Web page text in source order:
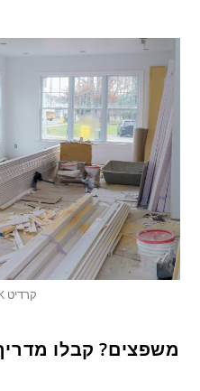
קרדיט FREEPIK
משפצים? קבלו